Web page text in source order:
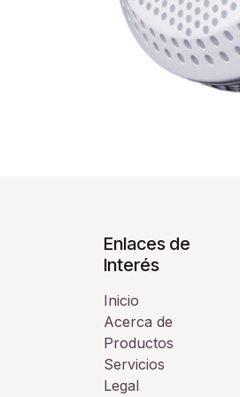
Enlaces de
Interés
Inicio
Acerca de
Productos
Servicios
Legal